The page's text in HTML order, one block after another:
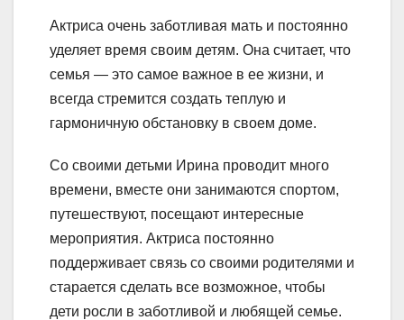
Актриса очень заботливая мать и постоянно
уделяет время своим детям. Она считает, что
семья — это самое важное в ее жизни, и
всегда стремится создать теплую и
гармоничную обстановку в своем доме.
Со своими детьми Ирина проводит много
времени, вместе они занимаются спортом,
путешествуют, посещают интересные
мероприятия. Актриса постоянно
поддерживает связь со своими родителями и
старается сделать все возможное, чтобы
дети росли в заботливой и любящей семье.